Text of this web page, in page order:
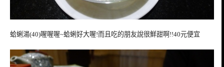
蛤蜊湯(40)喔喔喔~蛤蜊好大喔!而且吃的朋友說很鮮甜啊!!40元便宜